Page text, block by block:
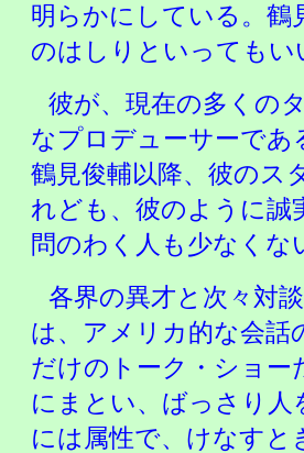
明らかにしている。鶴
のはしりといってもい
彼が、現在の多くの
なプロデューサーで
鶴見俊輔以降、彼のス
れども、彼のように誠
問のわく人も少なくな
各界の異才と次々対
は、アメリカ的な会話
だけのトーク・ショー
にまとい、ばっさり
には属性で、けなす